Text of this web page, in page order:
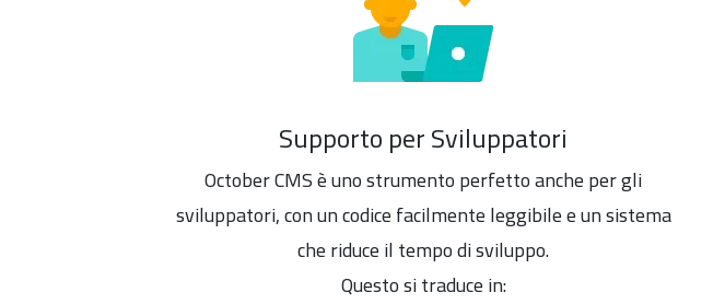
Supporto per Sviluppatori
October CMS è uno strumento perfetto anche per gli
sviluppatori, con un codice facilmente leggibile e un sistema
che riduce il tempo di sviluppo.
Questo si traduce in: